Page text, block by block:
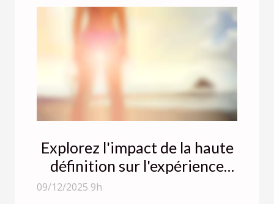
Explorez l'impact de la haute
définition sur l'expérience
utilisateur en streaming
09/12/2025 9h